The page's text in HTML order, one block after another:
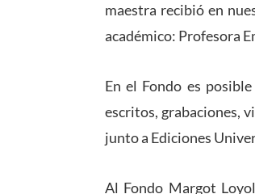
maestra recibió en
académico: Profesora
En el Fondo es
escritos, grabaciones,
junto a Ediciones
Al Fondo Margot